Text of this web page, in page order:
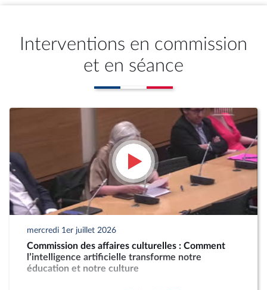
Interventions en commission
et en séance
mercredi 1er juillet 2026
Commission des affaires culturelles : Comment
l’intelligence artificielle transforme notre
éducation et notre culture